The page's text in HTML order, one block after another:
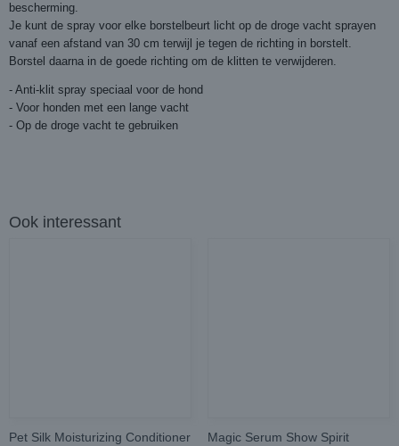
bescherming.
Je kunt de spray voor elke borstelbeurt licht op de droge vacht sprayen
vanaf een afstand van 30 cm terwijl je tegen de richting in borstelt.
Borstel daarna in de goede richting om de klitten te verwijderen.
- Anti-klit spray speciaal voor de hond
- Voor honden met een lange vacht
- Op de droge vacht te gebruiken
Ook interessant
Pet Silk Moisturizing Conditioner
Magic Serum Show Spirit